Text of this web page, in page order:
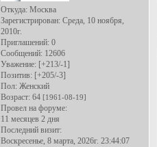
Откуда:Москва
Зарегистрирован: Среда, 10 ноября,
2010г.
Приглашений:0
Сообщений:12606
Уважение: [+213/-1]
Позитив: [+205/-3]
Пол:Женский
Возраст:64 [1961-08-19]
Провел на форуме:
11 месяцев 2 дня
Последний визит:
Воскресенье, 8 марта, 2026г. 23:44:07